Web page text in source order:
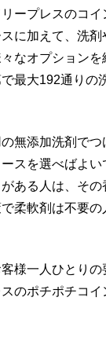
ープレスのコ
に加えて、洗
なオプションを
最大192通りの
無添加洗剤で
スを選べばよ
ある人は、その
柔軟剤は不要
様一人ひとり
のポチポチコイ